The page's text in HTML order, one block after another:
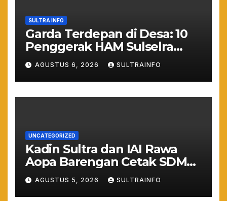
SULTRA INFO
Garda Terdepan di Desa: 10
Penggerak HAM Sulselra
Resmi Bertugas Mengawal
Asta Cita Prabowo
AGUSTUS 6, 2026 SULTRAINFO
UNCATEGORIZED
Kadin Sultra dan IAI Rawa
Aopa Barengan Cetak SDM
Siap Kerja dan Wirausaha
Muda
AGUSTUS 5, 2026 SULTRAINFO